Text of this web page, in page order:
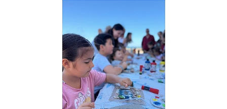
Instagram
Youtube